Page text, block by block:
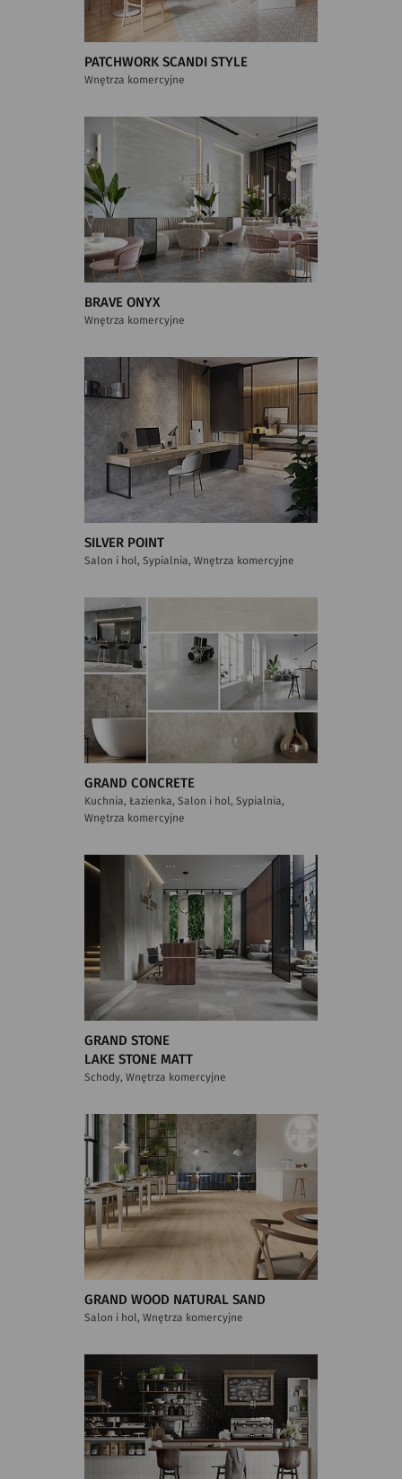
PATCHWORK SCANDI STYLE
Wnętrza komercyjne
BRAVE ONYX
Wnętrza komercyjne
SILVER POINT
Salon i hol, Sypialnia, Wnętrza komercyjne
GRAND CONCRETE
Kuchnia, Łazienka, Salon i hol, Sypialnia,
Wnętrza komercyjne
GRAND STONE
LAKE STONE MATT
Schody, Wnętrza komercyjne
GRAND WOOD NATURAL SAND
Salon i hol, Wnętrza komercyjne